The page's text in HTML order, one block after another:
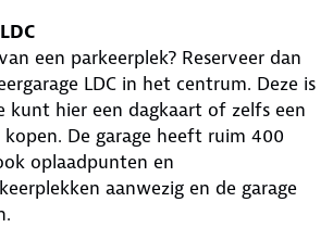
een parkeerplek? Reserveer dan
LDC in het centrum. Deze is
kunt hier een dagkaart of zelfs een
De garage heeft ruim 400
oplaadpunten en
aanwezig en de garage